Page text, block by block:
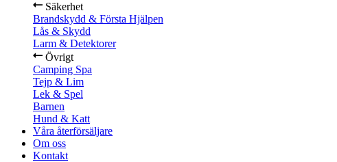
Säkerhet
Brandskydd & Första Hjälpen
Lås & Skydd
Larm & Detektorer
Övrigt
Camping Spa
Tejp & Lim
Lek & Spel
Barnen
Hund & Katt
Våra återförsäljare
Om oss
Kontakt